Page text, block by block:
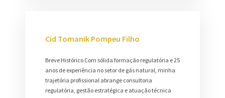
Cid Tomanik Pompeu Filho
Breve Histórico Com sólida formação regulatória e 25
anos de experiência no setor de gás natural, minha
trajetória profissional abrange consultoria
regulatória, gestão estratégica e atuação técnica